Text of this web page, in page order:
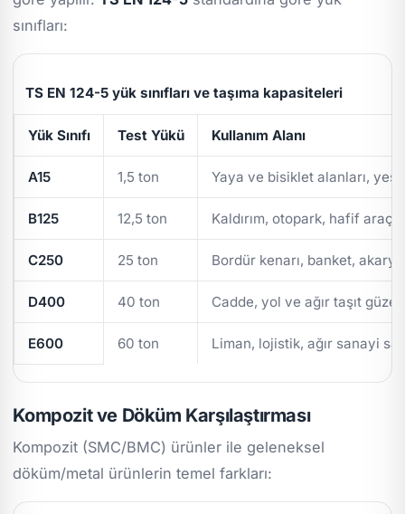
sınıfları:
TS EN 124-5 yük sınıfları ve taşıma kapasiteleri
Yük Sınıfı Test Yükü Kullanım Alanı
A15 1,5 ton Yaya ve bisiklet alanları,
B125 12,5 ton Kaldırım, otopark, hafif araç
C250 25 ton Bordür kenarı, banket,
D400 40 ton Cadde, yol ve ağır taşıt
E600 60 ton Liman, lojistik, ağır sanayi
Kompozit ve Döküm Karşılaştırması
Kompozit (SMC/BMC) ürünler ile geleneksel
döküm/metal ürünlerin temel farkları: